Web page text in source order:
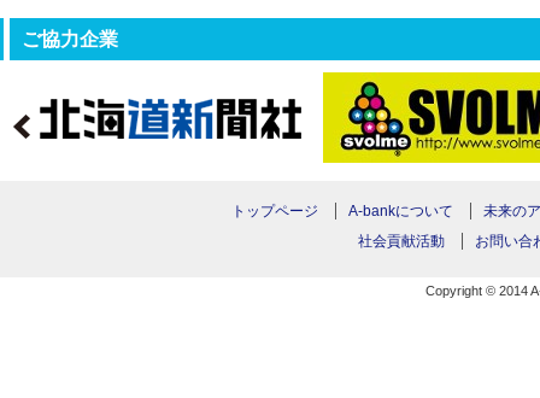
ご協力企業
トップページ A-bankについて
未来の
社会貢献活動
お問い合
Copyright © 2014